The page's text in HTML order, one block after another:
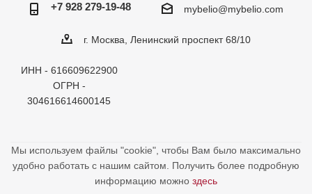
+7 928 279-19-48 mybelio@mybelio.com
г. Москва, Ленинский проспект 68/10
ИНН - 616609622900
ОГРН -
304616614600145
Мы используем файлы "cookie", чтобы Вам было максимально
удобно работать с нашим сайтом. Получить более подробную
информацию можно здесь